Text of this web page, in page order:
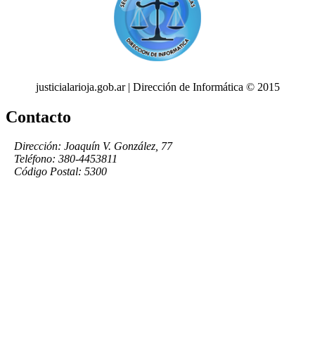
justicialarioja.gob.ar | Dirección de Informática © 2015
Contacto
Dirección: Joaquín V. González, 77
Teléfono: 380-4453811
Código Postal: 5300